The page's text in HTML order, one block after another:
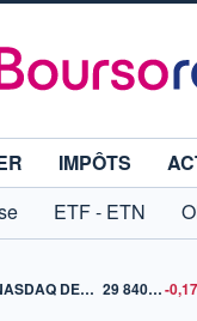
IMPÔTS
ETF - ETN
NASDAQ DEC26 29 840,75-